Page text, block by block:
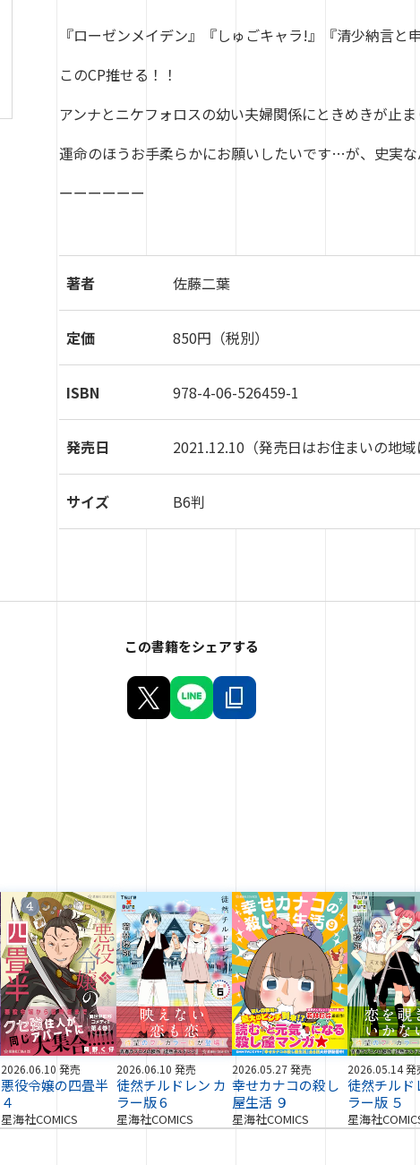
『ローゼンメイデン』『しゅごキャラ!』『清少納言と
このCP推せる！！
アンナとニケフォロスの幼い夫婦関係にときめきが止ま
運命のほうお手柔らかにお願いしたいです…が、史実
ーーーーーー
著者 佐藤二葉
定価 850円（税別）
ISBN 978-4-06-526459-1
発売日 2021.12.10 （発売日はお住まいの地
サイズ B6判
この書籍をシェアする
2026.06.10 発売
悪役令嬢の四畳半
４
星海社COMICS
2026.06.10 発売
徒然チルドレン カ
ラー版 6
星海社COMICS
2026.05.27 発売
幸せカナコの殺し
屋生活 ９
星海社COMICS
2026.05.14 発
徒然チルド
ラー版 ５
星海社